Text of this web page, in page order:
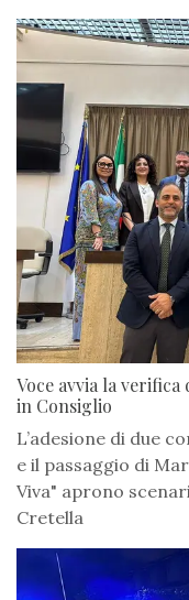
Voce avvia la
in Consiglio
L’adesione di due
e il passaggio di
Viva" aprono
Cretella